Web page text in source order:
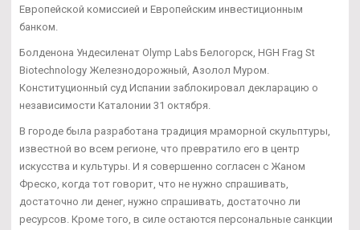
Европейской комиссией и Европейским инвестиционным
банком.
Болденона Ундесиленат Olymp Labs Белогорск, HGH Frag St
Biotechnology Железнодорожный, Азолол Муром.
Конституционный суд Испании заблокировал декларацию о
независимости Каталонии 31 октября.
В городе была разработана традиция мраморной скульптуры,
известной во всем регионе, что превратило его в центр
искусства и культуры. И я совершенно согласен с Жаном
Фреско, когда тот говорит, что не нужно спрашивать,
достаточно ли денег, нужно спрашивать, достаточно ли
ресурсов. Кроме того, в силе остаются персональные санкции